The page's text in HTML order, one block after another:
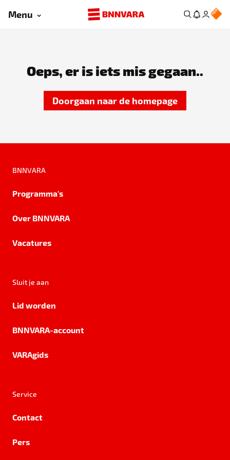
Menu
Oeps, er is iets mis gegaan..
Doorgaan naar de homepage
BNNVARA
Programma's
Over BNNVARA
Vacatures
Sluit je aan
Lid worden
BNNVARA-account
VARAgids
Service
Contact
Pers